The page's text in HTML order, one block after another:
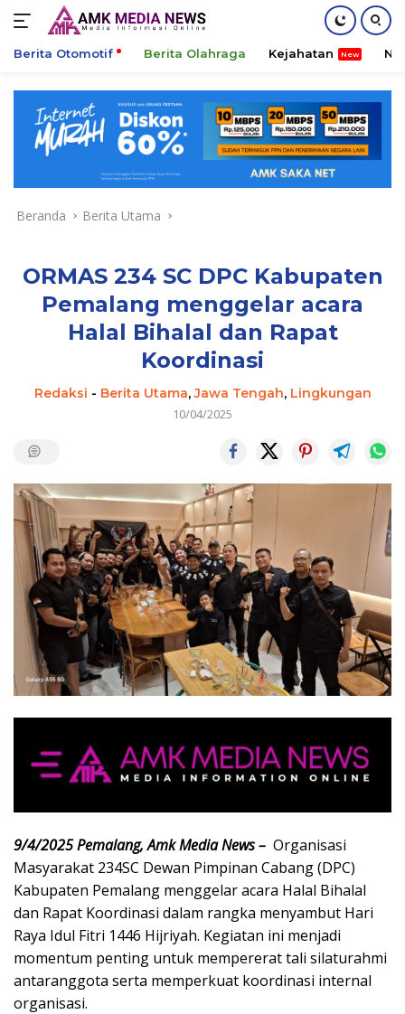
konten
Berita Otomotif Berita Olahraga Kejahatan
Beranda Berita Utama
ORMAS 234 SC DPC Kabupaten
Pemalang menggelar acara
Halal Bihalal dan Rapat
Koordinasi
Redaksi - Berita Utama,Jawa Tengah, Lingkungan
10/04/2025
9/4/2025 Pemalang, Amk Media News – Organisasi
Masyarakat 234SC Dewan Pimpinan Cabang (DPC)
Kabupaten Pemalang menggelar acara Halal Bihalal
dan Rapat Koordinasi dalam rangka menyambut Hari
Raya Idul Fitri 1446 Hijriyah. Kegiatan ini menjadi
momentum penting untuk mempererat tali silaturahmi
antaranggota serta memperkuat koordinasi internal
organisasi.